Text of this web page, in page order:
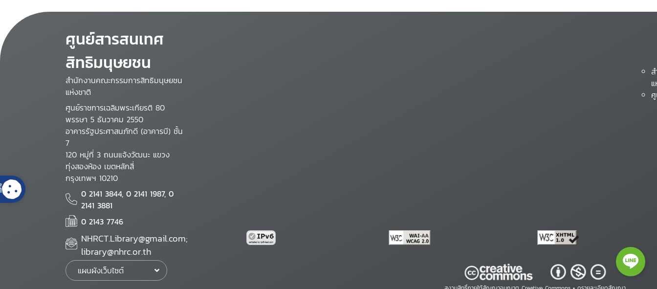
ศูนย์สารสนเทศ
สิทธิมนุษยชน
สำนักงานคณะกรรมการสิทธิมนุษยชน
แห่งชาติ
ศูนย์ราชการเฉลิมพระเกียรติ 80
พรรษา 5 ธันวาคม 2550
อาคารรัฐประศาสนภักดี (อาคารบี) ชั้น
7
120 หมู่ที่ 3 ถนนแจ้งวัฒนะ แขวง
ทุ่งสองห้อง เขตหลักสี่
กรุงเทพฯ 10210
0 2141 3844, 0 2141 1987, 0
2141 3881
0 2143 7746
NHRCT.Library@gmail.com;
library@nhrc.or.th
แผนผังเว็บไซต์